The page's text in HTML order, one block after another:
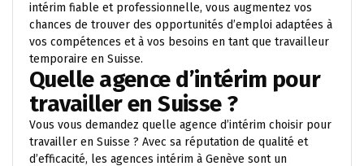
intérim fiable et professionnelle, vous augmentez vos
chances de trouver des opportunités d’emploi adaptées à
vos compétences et à vos besoins en tant que travailleur
temporaire en Suisse.
Quelle agence d’intérim pour
travailler en Suisse ?
Vous vous demandez quelle agence d’intérim choisir pour
travailler en Suisse ? Avec sa réputation de qualité et
d’efficacité, les agences intérim à Genève sont un